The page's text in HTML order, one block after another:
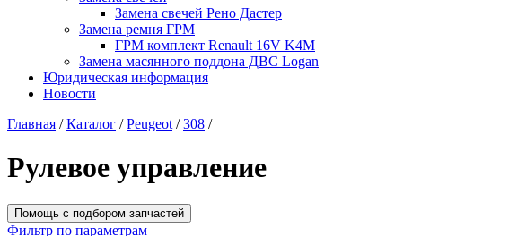
Замена свечей Рено Дастер
Замена ремня ГРМ
ГРМ комплект Renault 16V K4M
Замена масянного поддона ДВС Logan
Юридическая информация
Новости
Главная / Каталог / Peugeot / 308 /
Рулевое управление
Помощь с подбором запчастей
Фильтр по параметрам